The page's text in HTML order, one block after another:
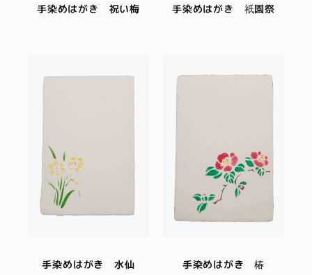
手染めはがき 祝い梅 手染めはがき 祇園祭
手染めはがき 水仙 手染めはがき 椿